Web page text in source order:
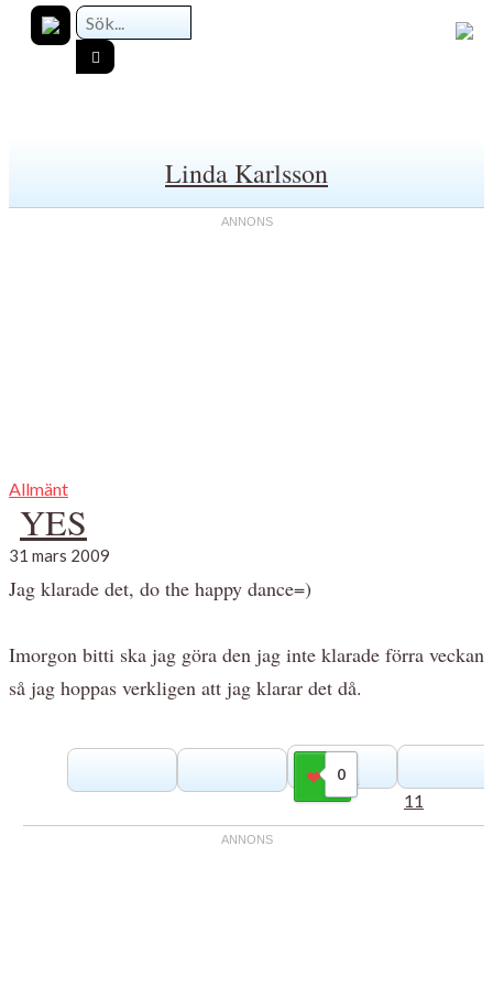
Linda Karlsson
Allmänt
YES
31 mars 2009
Jag klarade det, do the happy dance=)
Imorgon bitti ska jag göra den jag inte klarade förra veckan
så jag hoppas verkligen att jag klarar det då.
0
Gilla
11